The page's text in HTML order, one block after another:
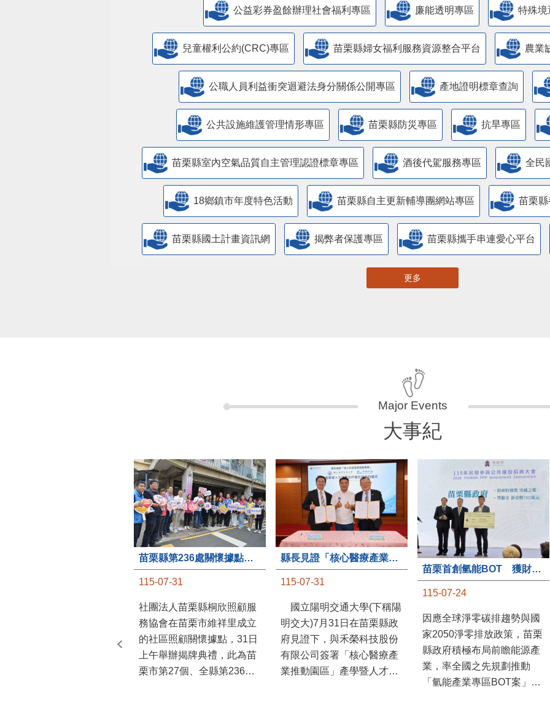
公益彩券盈餘辦理社會福利專區 廉能透明專區 特殊境
兒童權利公約(CRC)專區 苗栗縣婦女福利服務資源整合平台 農業
公職人員利益衝突迴避法身分關係公開專區 產地證明標章查詢
​公共設施維護管理情形專區 苗栗縣防災專區 抗旱專區
苗栗縣室內空氣品質自主管理認證標章專區 酒後代駕服務專區 全民
18鄉鎮市年度特色活動 苗栗縣自主更新輔導團網站專區 苗栗
苗栗縣國土計畫資訊網 揭弊者保護專區 苗栗縣攜手串連愛心平台
更多
大事紀
苗栗縣第236處關懷據點在苗栗市維祥里揭牌
115-07-31
社團法人苗栗縣桐欣照顧服
務協會在苗栗市維祥里成立
的社區照顧關懷據點，31日
上午舉辦揭牌典禮，此為苗
栗市第27個、全縣第236處
縣長見證「核心醫療產業推動園區」產學合作簽約儀式
115-07-31
國立陽明交通大學(下稱陽
明交大)7月31日在苗栗縣政
府見證下，與禾榮科技股份
有限公司簽署「核心醫療產
業推動園區」產學暨人才培
苗栗首創氫能BOT 獲財政部「突破之翼」肯定
115-07-24
因應全球淨零碳排趨勢與國
家2050淨零排放政策，苗栗
縣政府積極布局前瞻能源產
業，率全國之先規劃推動
「氫能產業專區BOT案」，